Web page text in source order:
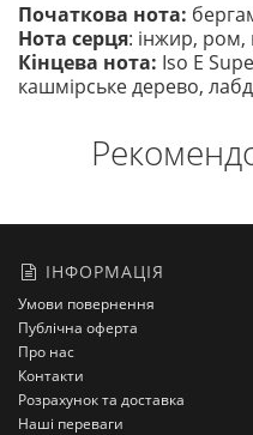
Початкова нота:
Нота серця: інжир, ром,
Кінцева нота: Iso E
кашмірське дерево,
ІНФОРМАЦІЯ
Умови повернення
Публічна оферта
Про нас
Контакти
Розрахунок та доставка
Наші переваги